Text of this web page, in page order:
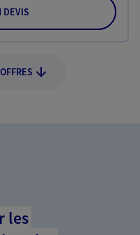
DEVIS
les